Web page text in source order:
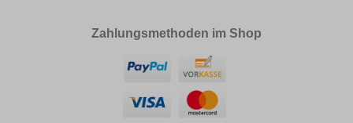
Zahlungsmethoden im Shop